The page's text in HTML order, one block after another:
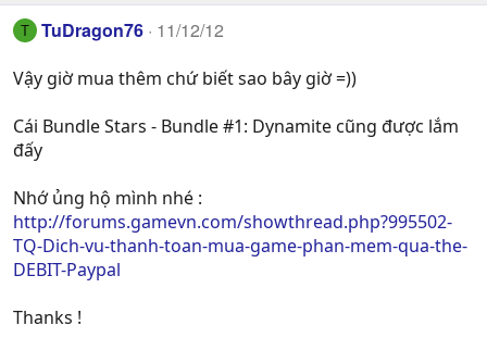
T TuDragon76 11/12/12
Vậy giờ mua thêm chứ biết sao bây giờ =))
Cái Bundle Stars - Bundle #1: Dynamite cũng được lắm
đấy
Nhớ ủng hộ mình nhé :
http://forums.gamevn.com/showthread.php?995502-
TQ-Dich-vu-thanh-toan-mua-game-phan-mem-qua-the-
DEBIT-Paypal
Thanks !